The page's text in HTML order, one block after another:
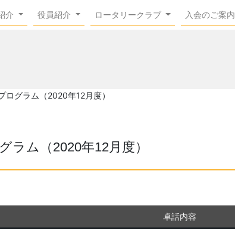
介 役員紹介 ロータリークラブ 入会のご案内
グラム（2020年12月度）
ム（2020年12月度）
卓話内容